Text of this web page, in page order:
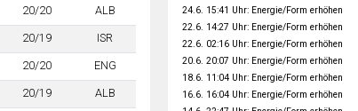
20/20 ALB
20/19 ISR
20/20 ENG
20/19 ALB
24.6. 15:41 Uhr: Energie/Form erhöhen
22.6. 14:27 Uhr: Energie/Form erhöhen
22.6. 02:16 Uhr: Energie/Form erhöhen
20.6. 20:07 Uhr: Energie/Form erhöhen
18.6. 11:04 Uhr: Energie/Form erhöhen
16.6. 16:04 Uhr: Energie/Form erhöhen